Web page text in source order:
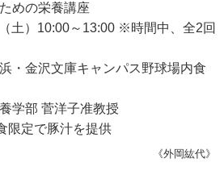
めの栄養講座
土）10:00～13:00 ※時間中、全2回
・金沢文庫キャンパス野球場内食
学部 菅洋子准教授
限定で豚汁を提供
《外岡紘代》